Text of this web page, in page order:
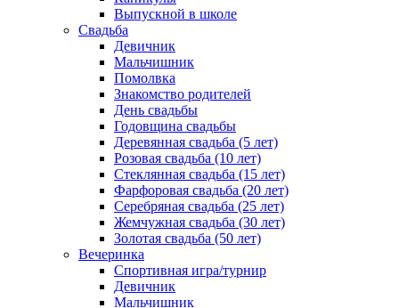
Выпускной в школе
Свадьба
Девичник
Мальчишник
Помолвка
Знакомство родителей
День свадьбы
Годовщина свадьбы
Деревянная свадьба (5 лет)
Розовая свадьба (10 лет)
Стеклянная свадьба (15 лет)
Фарфоровая свадьба (20 лет)
Серебряная свадьба (25 лет)
Жемчужная свадьба (30 лет)
Золотая свадьба (50 лет)
Вечеринка
Спортивная игра/турнир
Девичник
Мальчишник